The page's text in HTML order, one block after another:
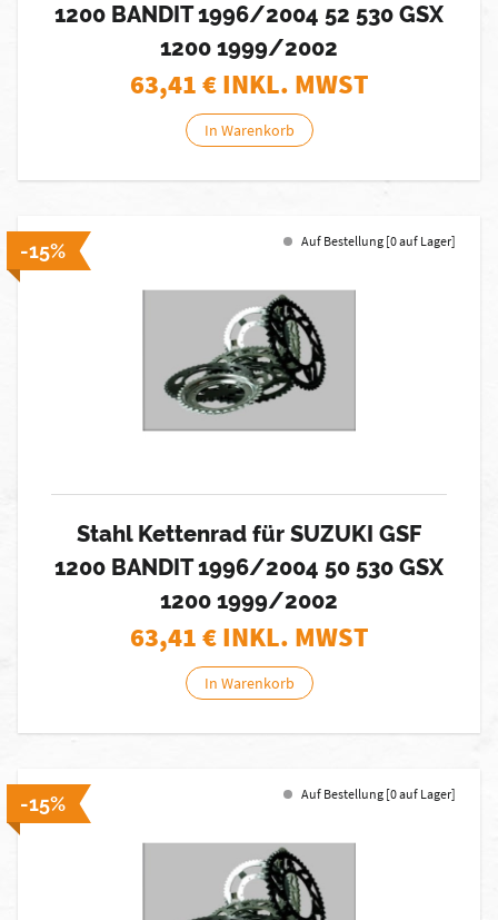
1200 BANDIT 1996/2004 52 530 GSX
1200 1999/2002
63,41€ INKL. MWST
In Warenkorb
-15% Auf Bestellung [0 auf Lager]
Stahl Kettenrad für SUZUKI GSF
1200 BANDIT 1996/2004 50 530 GSX
1200 1999/2002
63,41€ INKL. MWST
In Warenkorb
-15% Auf Bestellung [0 auf Lager]